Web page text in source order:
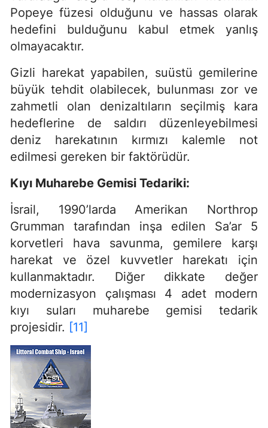
Popeye füzesi olduğunu ve hassas olarak
hedefini bulduğunu kabul etmek yanlış
olmayacaktır.
Gizli harekat yapabilen, suüstü gemilerine
büyük tehdit olabilecek, bulunması zor ve
zahmetli olan denizaltıların seçilmiş kara
hedeflerine de saldırı düzenleyebilmesi
deniz harekatının kırmızı kalemle not
edilmesi gereken bir faktörüdür.
Kıyı Muharebe Gemisi Tedariki:
İsrail, 1990’larda Amerikan Northrop
Grumman tarafından inşa edilen Sa’ar 5
korvetleri hava savunma, gemilere karşı
harekat ve özel kuvvetler harekatı için
kullanmaktadır. Diğer dikkate değer
modernizasyon çalışması 4 adet modern
kıyı suları muharebe gemisi tedarik
projesidir. [11]